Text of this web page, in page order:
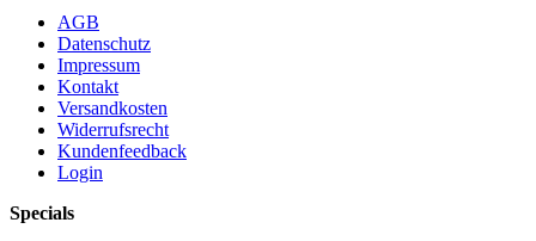
AGB
Datenschutz
Impressum
Kontakt
Versandkosten
Widerrufsrecht
Kundenfeedback
Login
Specials